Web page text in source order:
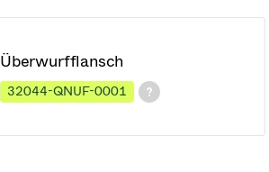
Überwurfflansch
32044-QNUF-0001